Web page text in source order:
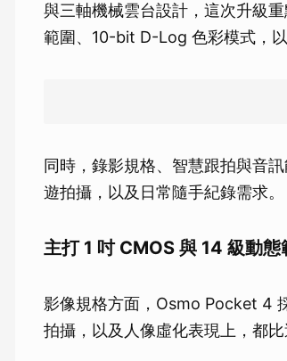
與三軸機械雲台設計，這次升級
範圍、10-bit D-Log 色彩模式，
同時，錄影規格、智慧跟拍與音
遊拍攝，以及日常隨手紀錄需求。
主打 1 吋 CMOS 與 14 級動態
影像規格方面，Osmo Pocket 4
拍攝，以及人像虛化表現上，都比